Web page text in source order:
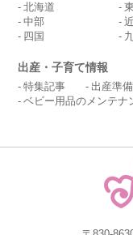
北海道
中部
四国
出産・子育て情報
特集記事 出産準
ベビー用品のメンテナ